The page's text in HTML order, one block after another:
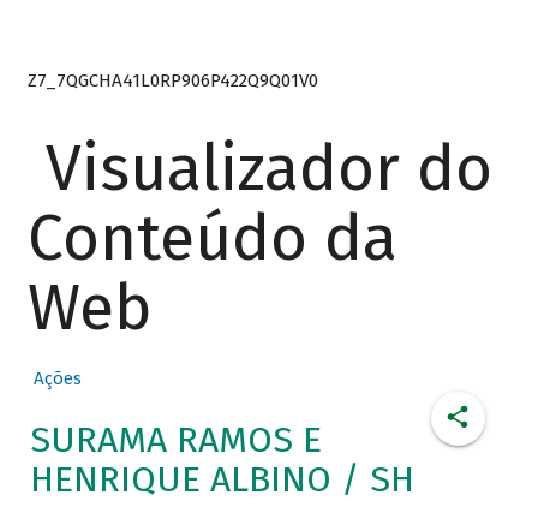
Z7_7QGCHA41L0RP906P422Q9Q01V0
Visualizador do
Conteúdo da
Web
Ações
SURAMA RAMOS E
HENRIQUE ALBINO / SH